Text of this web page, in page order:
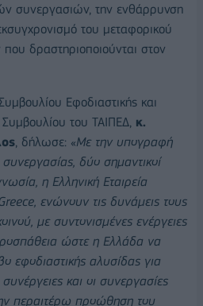
συνεργασιών, την ενθάρρυνση
του μεταφορικού
δραστηριοποιούνται στον
Εφοδιαστικής και
του ΤΑΙΠΕΔ, κ.
, δήλωσε: «Με την υπογραφή
δύο σημαντικοί
η Ελληνική Εταιρεία
ενώνουν τις δυνάμεις τους
με συντονισμένες ενέργειες
ώστε η Ελλάδα να
εφοδιαστικής αλυσίδας για
και οι συνεργασίες
περαιτέρω προώθηση του